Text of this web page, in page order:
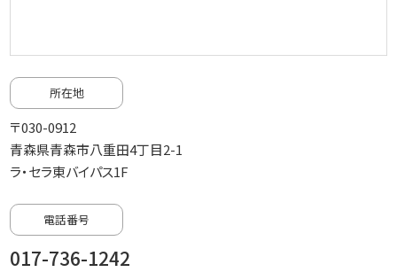
所在地
〒030-0912
青森県青森市八重田4丁目2-1
ラ・セラ東バイパス1F
電話番号
017-736-1242